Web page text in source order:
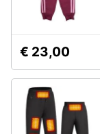
€ 23,00